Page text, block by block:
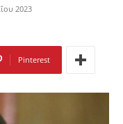
2023
Pinterest